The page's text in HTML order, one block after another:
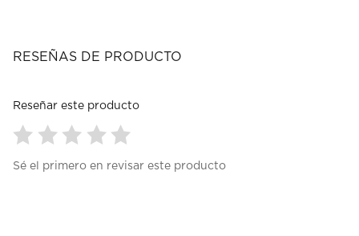
RESEÑAS DE PRODUCTO
Reseñar este producto
paraparaparaparapara
Sé el primero en revisar este producto